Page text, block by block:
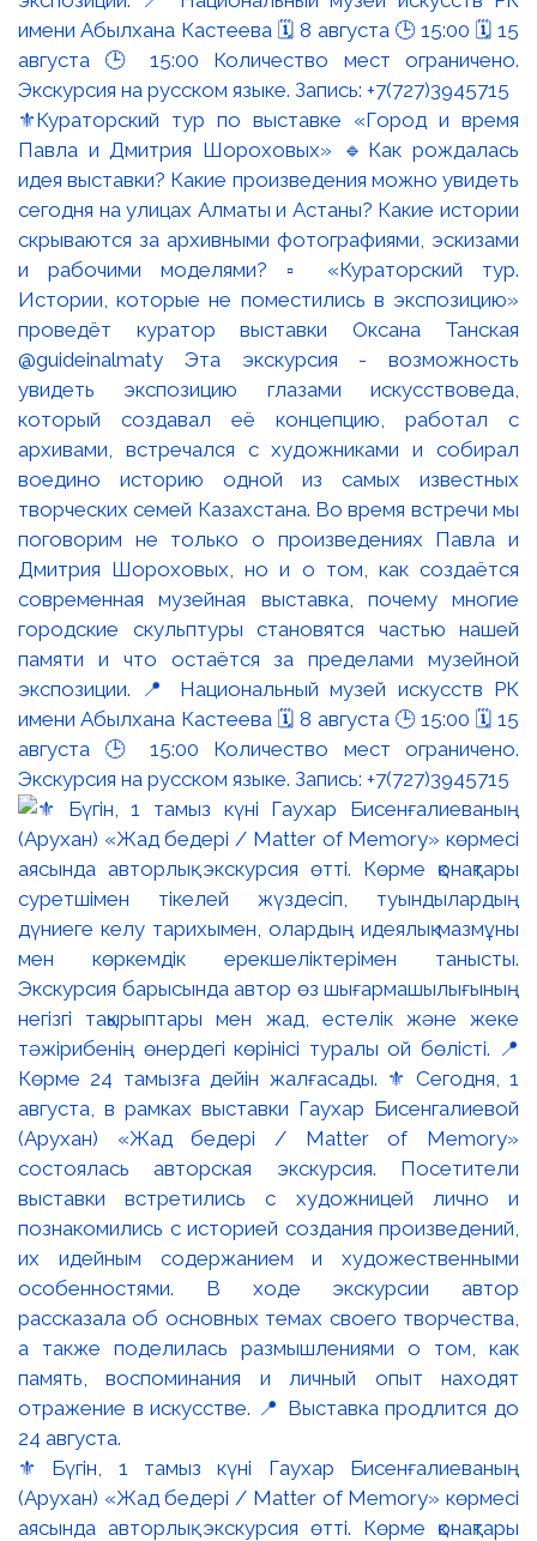
⚜️Кураторский тур по выставке «Город и время
Павла и Дмитрия Шороховых» 🔹Как рождалась
идея выставки? Какие произведения можно увидеть
сегодня на улицах Алматы и Астаны? Какие истории
скрываются за архивными фотографиями, эскизами
и рабочими моделями? ▫️ «Кураторский тур.
Истории, которые не поместились в экспозицию»
проведёт куратор выставки Оксана Танская
@guideinalmaty Эта экскурсия - возможность
увидеть экспозицию глазами искусствоведа,
который создавал её концепцию, работал с
архивами, встречался с художниками и собирал
воедино историю одной из самых известных
творческих семей Казахстана. Во время встречи мы
поговорим не только о произведениях Павла и
Дмитрия Шороховых, но и о том, как создаётся
современная музейная выставка, почему многие
городские скульптуры становятся частью нашей
памяти и что остаётся за пределами музейной
экспозиции. 📍 Национальный музей искусств РК
имени Абылхана Кастеева 🗓 8 августа 🕒 15:00 🗓 15
августа 🕒 15:00 Количество мест ограничено.
Экскурсия на русском языке. Запись: +7(727)3945715
⚜️ Бүгін, 1 тамыз күні Гаухар Бисенғалиеваның
(Арухан) «Жад бедері / Matter of Memory» көрмесі
аясында авторлық экскурсия өтті. Көрме қонақтары